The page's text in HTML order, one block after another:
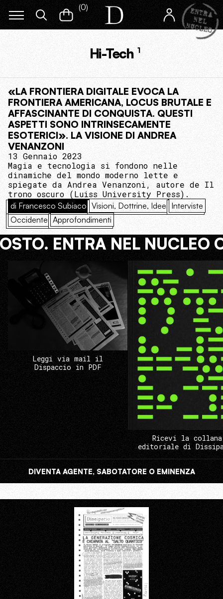
(0)
Hi-Tech 1
«LA FRONTIERA DIGITALE EVOCA LA
FRONTIERA AMERICANA, LOCUS BRUTALE E
AFFASCINANTE DI CONQUISTA. QUESTI
ASPETTI SONO INTRINSECAMENTE
ESOTERICI». LA VISIONE DI ANDREA
VENANZONI
13 Gennaio 2023
Magia e tecnologia si fondono nelle
dinamiche del mondo moderno lette e
spiegate da Andrea Venanzoni, autore de Il
trono oscuro (‎Luiss University Press).
di Francesco Subiaco Visioni, Dottrine, Idee Interviste
Occidente Approfondimenti
ENTRA NEL NUCLEO
Leggi via mail il
Dispaccio in PDF
Ricevi la collana
editoriale di
DIVENTA AGENTE, SABOTATORE O EMINENZA